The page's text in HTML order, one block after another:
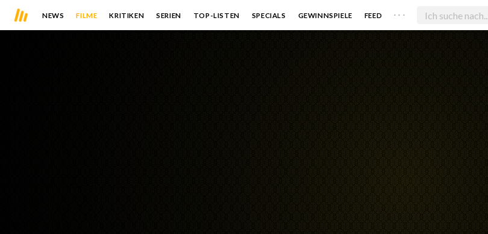
NEWS FILME KRITIKEN SERIEN TOP-LISTEN SPECIALS GEWINNSPIELE FEED . . .